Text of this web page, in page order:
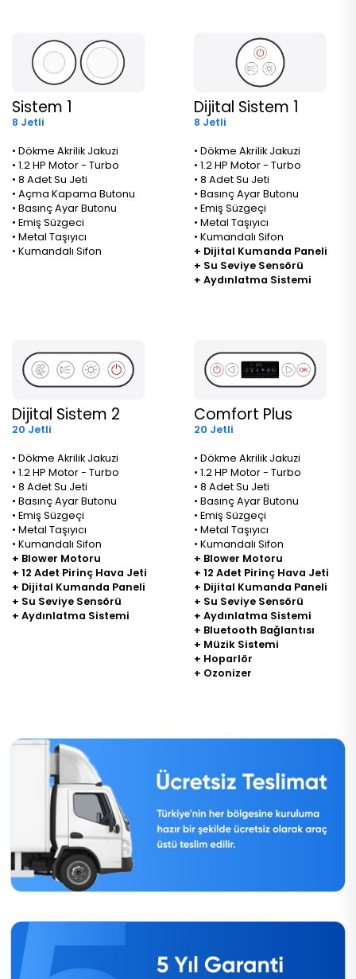
Sistem 1
8 Jetli
• Dökme Akrilik Jakuzi
• 1.2 HP Motor - Turbo
• 8 Adet Su Jeti
• Açma Kapama Butonu
• Basınç Ayar Butonu
• Emiş Süzgeci
• Metal Taşıyıcı
• Kumandalı Sifon
Dijital Sistem 1
8 Jetli
• Dökme Akrilik Jakuzi
• 1.2 HP Motor - Turbo
• 8 Adet Su Jeti
• Basınç Ayar Butonu
• Emiş Süzgeçi
• Metal Taşıyıcı
• Kumandalı Sifon
+ Dijital Kumanda Paneli
+ Su Seviye Sensörü
+ Aydınlatma Sistemi
Dijital Sistem 2
20 Jetli
• Dökme Akrilik Jakuzi
• 1.2 HP Motor - Turbo
• 8 Adet Su Jeti
• Basınç Ayar Butonu
• Emiş Süzgeçi
• Metal Taşıyıcı
• Kumandalı Sifon
+ Blower Motoru
+ 12 Adet Pirinç Hava Jeti
+ Dijital Kumanda Paneli
+ Su Seviye Sensörü
+ Aydınlatma Sistemi
Comfort Plus
20 Jetli
• Dökme Akrilik Jakuzi
• 1.2 HP Motor - Turbo
• 8 Adet Su Jeti
• Basınç Ayar Butonu
• Emiş Süzgeçi
• Metal Taşıyıcı
• Kumandalı Sifon
+ Blower Motoru
+ 12 Adet Pirinç Hava Jeti
+ Dijital Kumanda Paneli
+ Su Seviye Sensörü
+ Aydınlatma Sistemi
+ Bluetooth Bağlantısı
+ Müzik Sistemi
+ Hoparlör
+ Ozonizer